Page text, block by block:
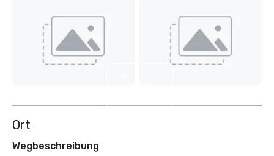
Ort
Wegbeschreibung